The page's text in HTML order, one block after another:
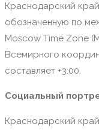
Краснодарский
обозначенную по
Moscow Time Zone
Всемирного
составляет +3:00.
Социальный
Краснодарский